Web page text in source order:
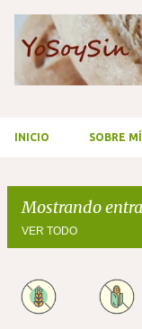
INICIO SOBRE MÍ
Mostrando
VER TODO